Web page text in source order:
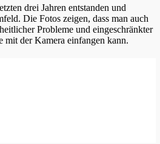
drei Jahren entstanden und
Die Fotos zeigen, dass man auch
Probleme und eingeschränkter
der Kamera einfangen kann.